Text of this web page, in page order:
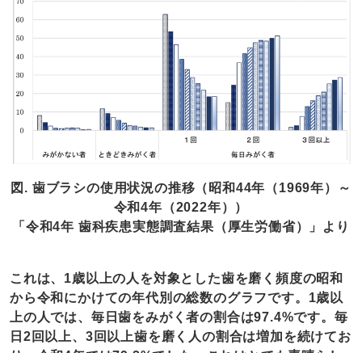
図. 歯ブラシの使用状況の推移（昭和44年（1969年）～
令和4年（2022年））
「令和4年 歯科疾患実態調査結果（厚生労働省）」より
これは、1歳以上の人を対象とした歯を磨く頻度の昭和
から令和にかけての年代別の総数のグラフです。1歳以
上の人では、毎日歯をみがく者の割合は97.4%です。毎
日2回以上、3回以上歯を磨く人の割合は増加を続けてお